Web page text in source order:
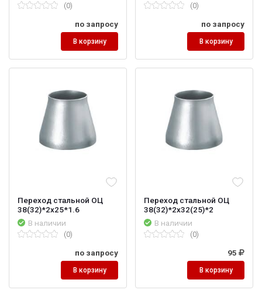
(0)
по запросу
В корзину
(0)
по запросу
В корзину
Переход стальной ОЦ
38(32)*2х25*1.6
В наличии
(0)
по запросу
В корзину
Переход стальной ОЦ
38(32)*2х32(25)*2
В наличии
(0)
95
В корзину